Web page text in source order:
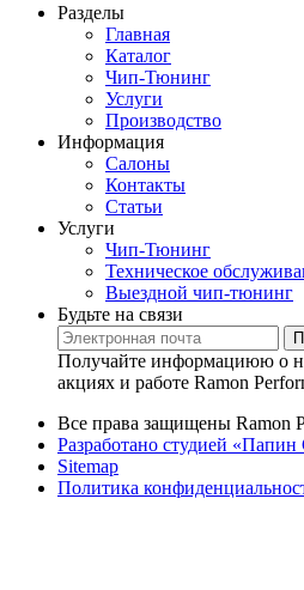
Разделы
Главная
Каталог
Чип-Тюнинг
Услуги
Производство
Информация
Салоны
Контакты
Статьи
Услуги
Чип-Тюнинг
Техническое
Выездной чип-тюнинг
Будьте на связи
Получайте информациюю о
акциях и работе Ramon
Все права защищены Ramon
Разработано студией «Папин
Sitemap
Политика